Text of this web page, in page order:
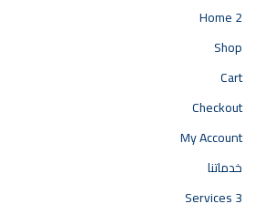
Home 2
Shop
Cart
Checkout
My Account
خدماتنا
Services 3